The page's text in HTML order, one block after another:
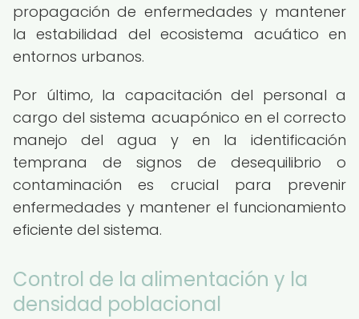
propagación de enfermedades y mantener
la estabilidad del ecosistema acuático en
entornos urbanos.
Por último, la capacitación del personal a
cargo del sistema acuapónico en el correcto
manejo del agua y en la identificación
temprana de signos de desequilibrio o
contaminación es crucial para prevenir
enfermedades y mantener el funcionamiento
eficiente del sistema.
Control de la alimentación y la
densidad poblacional